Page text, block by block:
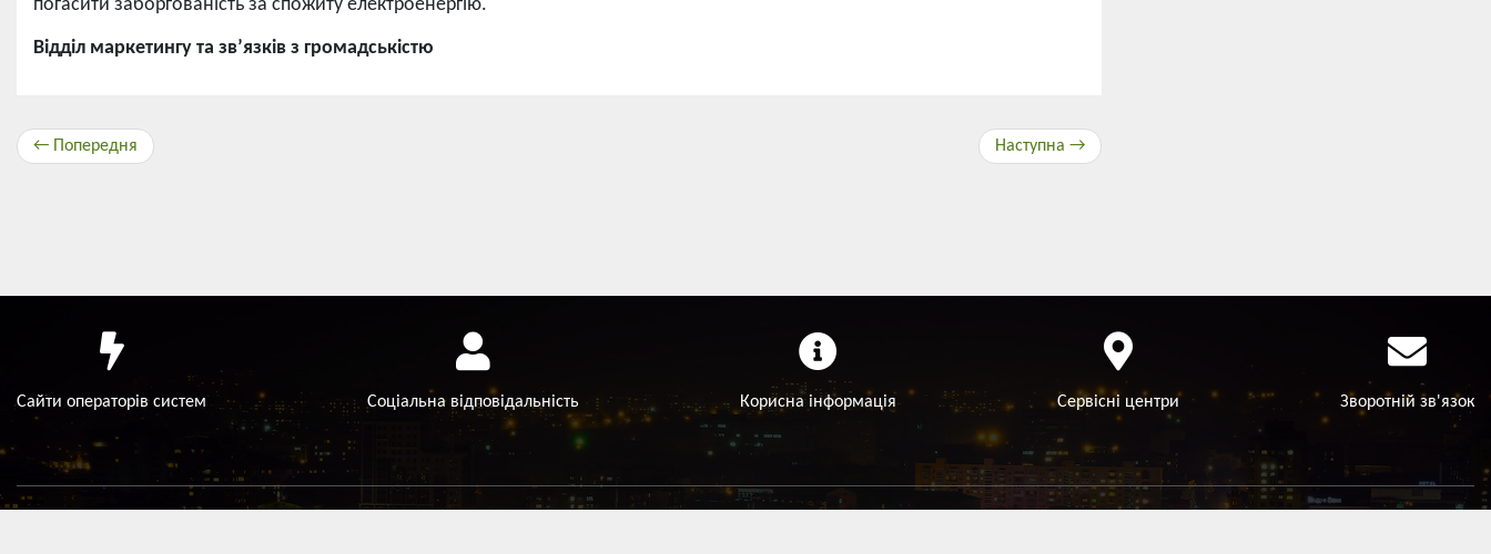
погасити заборгованість за спожиту електроенергію.
Відділ маркетингу та зв’язків з громадськістю
← Попередня Наступна →
Сайти операторів систем Соціальна відповідальність Корисна інформація Сервісні центри Зворотній зв'язок